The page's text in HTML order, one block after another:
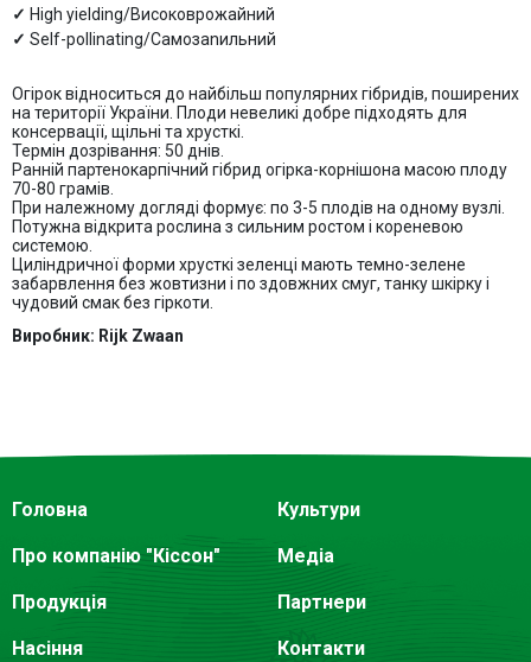
High уiеlding/Високоврожайний
Self-pollinating/Caмoзanильний
Огiрок вiдноситься до найбiльш популярних гiбридiв, поши­рених
на територiї України. Плоди невеликi добре пiдходять для
консервацiї, щiльнi та хрусткi.
Термiн дозрiвання: 50 днiв.
Раннiй партенокарпiчний гiбрид огiрка-корнiшона масою плоду
70-80 грамiв.
При належному доглядi формує: по 3-5 плодiв на одному вузлi.
Потужна вiдкрита рослина з сильним ростом i кореневою
системою.
Цилiндричної форми хрусткi зеленцi мають темно-зелене
забарвлення без жовтизни i по­ здовжних смуг, танку шкiрку i
чудовий смак без гiркоти.
Виробник: Rijk Zwaan
Головна
Про компанію "Кіссон"
Продукція
Насіння
Культури
Медіа
Партнери
Контакти